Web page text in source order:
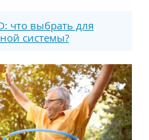
что выбрать для
системы?